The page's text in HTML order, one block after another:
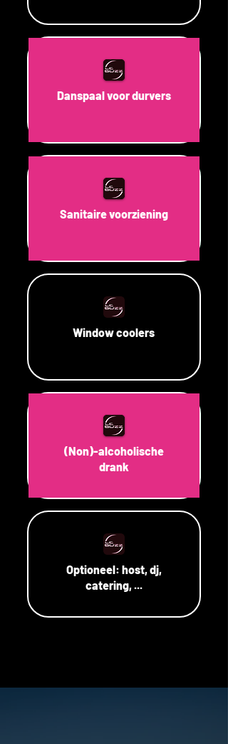
Danspaal voor durvers
Sanitaire voorziening
Window coolers
(Non)-alcoholische
drank
Optioneel: host, dj,
catering, ...